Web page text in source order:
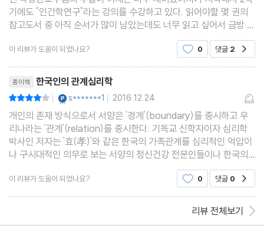
기에도 "인간학연구"라는 강의를 수강하고 있다. 읽어야할 몇 권의
참고도서 중 아직 순서가 많이 남았는데도 너무 읽고 싶어서 금방 읽
어버렸다. 문고본이지만 그 어떤 단행본보다 알찬 '살림지식총서'에
대한 신뢰와 기대감도 있었고 역시 읽은 것을
이 리뷰가 도움이 되었나요? 0 댓글 2
종이책 한국인의 관계심리학
| s*******1 | 2016.12.24
개인의 존재 방식으로서 서양은 '경계'(boundary)를 중시하고 우
리나라는 '관계'(relation)를 중시한다. 기독교 신학자이자 심리학
박사인 저자는 '효(孝)'와 같은 한국의 가족관계를 심리적인 억압이
나 구시대적인 의무로 보는 서양의 정신건강 전문인들이나 한국의
젊은 세대들을 위해 이 책을 통해서 한국인의 관계 심리에 대한 새로
운 해석을 시도하고자 했다. 우선 경계 지향적 서양
이 리뷰가 도움이 되었나요? 0 댓글 0
리뷰 전체보기